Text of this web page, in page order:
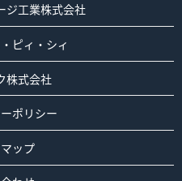
ジ工業株式会社
ピィ・シィ
株式会社
ポリシー
ップ